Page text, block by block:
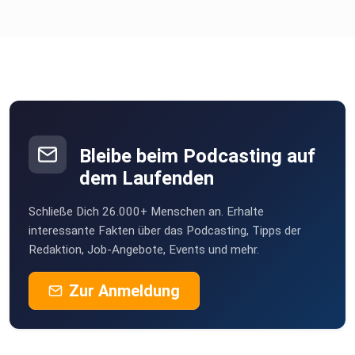
Podcast https://www.podcast.de/podcast/822137/
Spotify
https://open.spotify.com/show/3G2Sici6xfKtmX4h5GJC6
iTunes
Bleibe beim Podcasting auf
dem Laufenden
Schließe Dich 26.000+ Menschen an. Erhalte
interessante Fakten über das Podcasting, Tipps der
Redaktion, Job-Angebote, Events und mehr.
Zur Anmeldung